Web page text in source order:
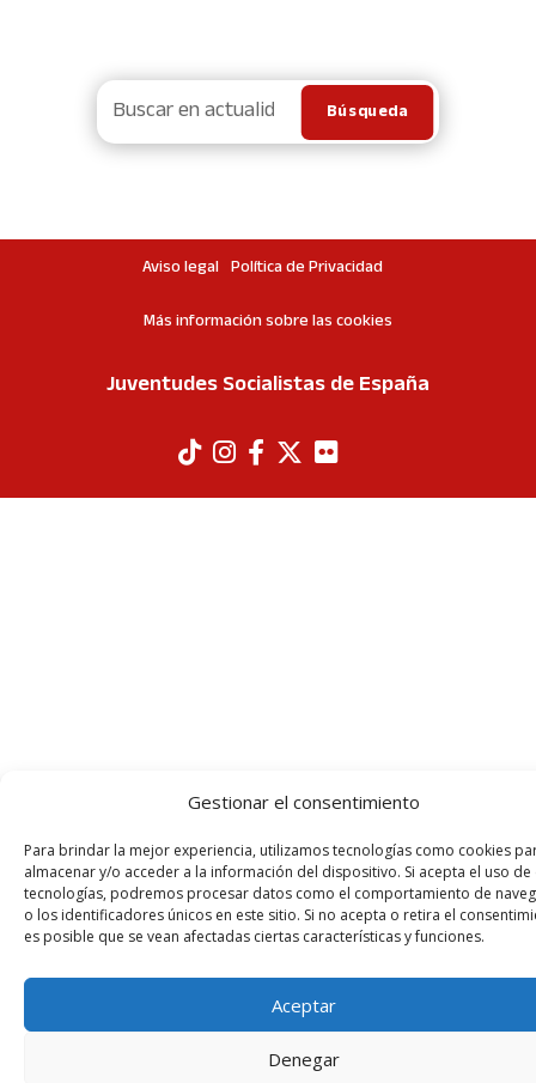
Gestionar el consentimiento
Para brindar la mejor experiencia, utilizamos tecnologías como cookies
almacenar y/o acceder a la información del dispositivo. Si acepta el uso de
tecnologías, podremos procesar datos como el comportamiento de
o los identificadores únicos en este sitio. Si no acepta o retira el
es posible que se vean afectadas ciertas características y funciones.
Aceptar
Denegar
Aviso legal Política de Privacidad
Más información sobre las cookies
Juventudes Socialistas de España